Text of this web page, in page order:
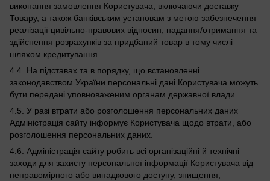
виконання замовлення Користувача, включаючи доставку
Товару, а також банківським установам з метою забезпечення
реалізації цивільно-правових відносин, надання/отримання та
здійснення розрахунків за придбаний товар в тому числі
шляхом кредитування.
4.4. На підставах та в порядку, що встановленні
законодавством України персональні дані Користувача можуть
бути передані уповноваженим органам державної влади.
4.5. У разі втрати або розголошення персональних даних
Адміністрація сайту інформує Користувача щодо втрати, або
розголошення персональних даних.
4.6. Адміністрація сайту робить всі організаційні й технічні
заходи для захисту персональної інформації Користувача від
неправомірного або випадкового доступу, знищення,